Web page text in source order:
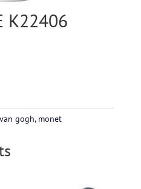
K22406
gogh, monet